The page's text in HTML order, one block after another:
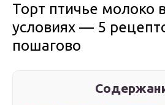
Торт птичье молоко
условиях — 5
пошагово